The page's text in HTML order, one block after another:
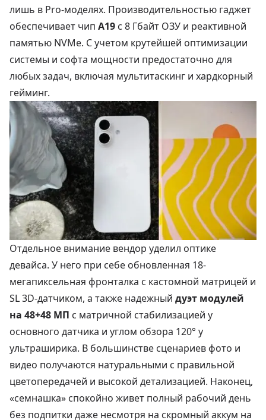
лишь в Pro-моделях. Производительностью гаджет
обеспечивает чип A19 с 8 Гбайт ОЗУ и реактивной
памятью NVMe. С учетом крутейшей оптимизации
системы и софта мощности предостаточно для
любых задач, включая мультитаскинг и хардкорный
гейминг.
Отдельное внимание вендор уделил оптике
девайса. У него при себе обновленная 18-
мегапиксельная фронталка с кастомной матрицей и
SL 3D-датчиком, а также надежный дуэт модулей
на 48+48 МП с матричной стабилизацией у
основного датчика и углом обзора 120° у
ультраширика. В большинстве сценариев фото и
видео получаются натуральными с правильной
цветопередачей и высокой детализацией. Наконец,
«семнашка» спокойно живет полный рабочий день
без подпитки даже несмотря на скромный аккум на